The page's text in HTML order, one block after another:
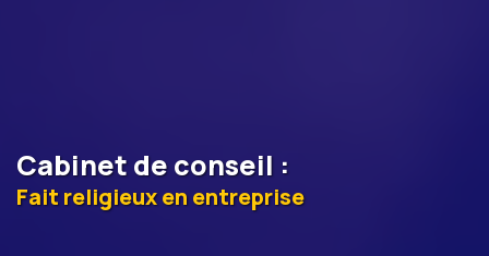
Cabinet de conseil :
Fait religieux en entreprise